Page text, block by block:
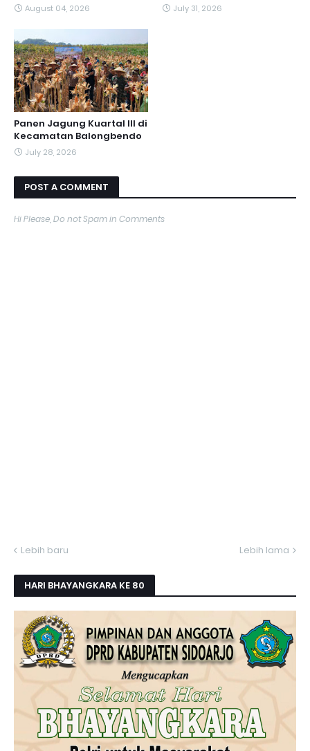
August 04, 2026 July 31, 2026
Panen Jagung Kuartal III di
Kecamatan Balongbendo
July 28, 2026
POST A COMMENT
Hi Please, Do not Spam in Comments
Lebih baru Lebih lama
HARI BHAYANGKARA KE 80